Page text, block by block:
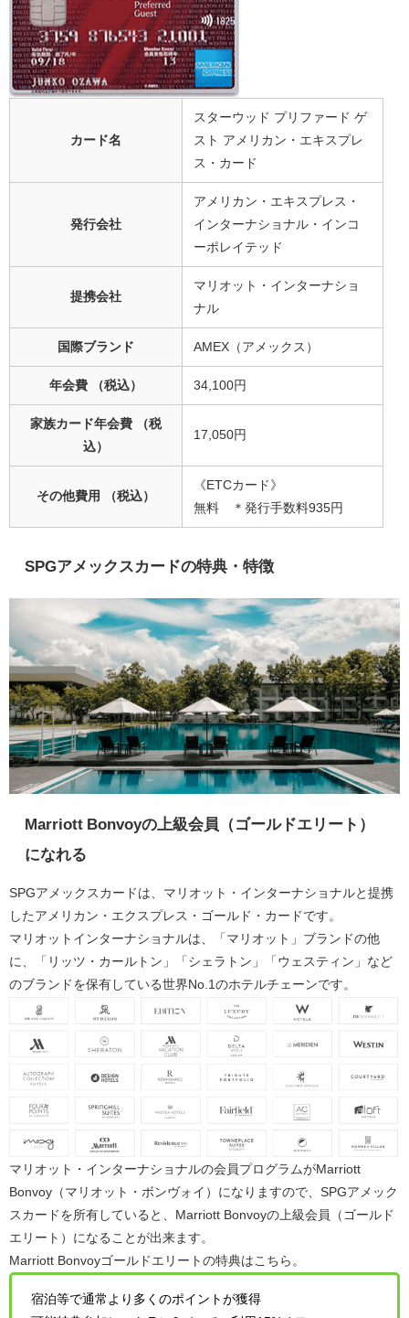
カード名
スターウッド プリファード ゲ
スト アメリカン・エキスプレ
ス・カード
発行会社
アメリカン・エキスプレス・
インターナショナル・インコ
ーポレイテッド
提携会社
マリオット・インターナショ
ナル
国際ブランド AMEX（アメックス）
年会費 （税込） 34,100円
家族カード年会費 （税
込）
17,050円
その他費用 （税込）
《ETCカード》
無料 ＊発行手数料935円
SPGアメックスカードの特典・特徴
Marriott Bonvoyの上級会員（ゴールドエリート）
になれる
SPGアメックスカード は、 マリオット・インターナショナルと提携
した アメリカン・エクスプレス・ゴールド・カード です。
マリオットインターナショナルは、「 マリオット 」ブランドの他
に、「 リッツ・カールトン 」「 シェラトン 」「 ウェスティン 」など
のブランドを保有している世界No.1のホテルチェーンです。
マリオット・インターナショナルの会員プログラムがMarriott
Bonvoy（マリオット・ボンヴォイ） になりますので、SPGアメック
スカードを所有していると、Marriott Bonvoyの上級会員（ゴールド
エリート）になることが出来ます。
Marriott Bonvoyゴールドエリートの特典はこちら。
宿泊等で通常より多くのポイントが獲得